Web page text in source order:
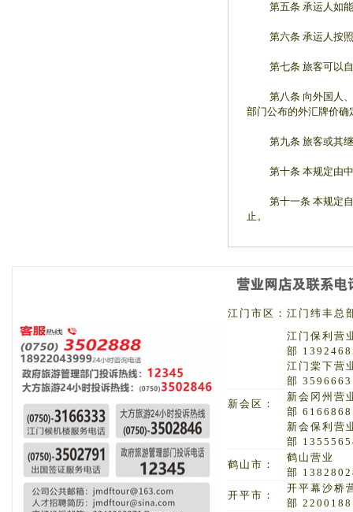
第五条 承运人如能
第六条 承运人按照
第七条 旅客可以自
第八条 向外国人、
部门公布的外汇牌价确
第九条 旅客或其继
第十条 本规定由中
第十一条 本规定自
止。
江门市区： 江门纬丰总
江门保利营
部
江门棠下营
部 3596663
新会区：
新会冈州营
部 6166868
新会保利营
部
鹤山市：
鹤山营业
部
开平市：
开平幕沙桥
部 2200188